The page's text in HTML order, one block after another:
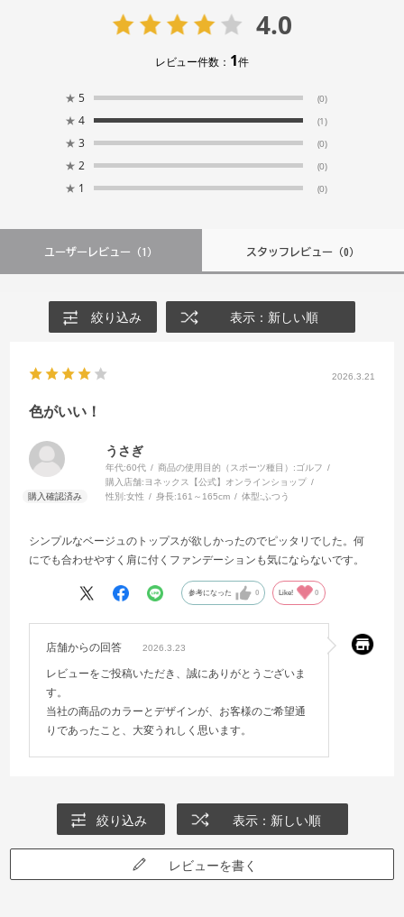
4.0
レビュー件数： 1件
★ 5 (0)
★ 4 (1)
★ 3 (0)
★ 2 (0)
★ 1 (0)
ユーザーレビュー （1） スタッフレビュー（0）
絞り込み 表示：新しい順
2026.3.21
色がいい！
うさぎ
年代:60代 商品の使用目的（スポーツ種目）:ゴルフ
購入店舗: ヨネックス【公式】オンラインショップ
性別:女性 身長:161～165cm 体型: ふつう
シンプルなベージュのトップスが欲しかったのでピッタリでした。何
にでも合わせやすく肩に付くファンデーションも気にならないです。
参考になった 0 Like! 0
店舗からの回答 2026.3.23
レビューをご投稿いただき、誠にありがとうございま
す。
当社の商品のカラーとデザインが、お客様のご希望通
りであったこと、大変うれしく思います。
絞り込み 表示：新しい順
レビューを書く